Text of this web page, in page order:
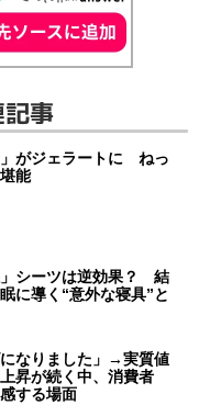
事
がジェラートに ねっ
能
シーツは逆効果？ 結
に導く“意外な寝具”と
になりました」→実質値
昇が続く中、消費者
する場面